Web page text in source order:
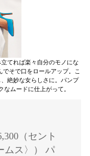
てれば楽々自分のモノにな
そで口をロールアップ。こ
絶妙な女らしさに。パンプ
ムードに仕上がって。
（セント
ムス〉） パ